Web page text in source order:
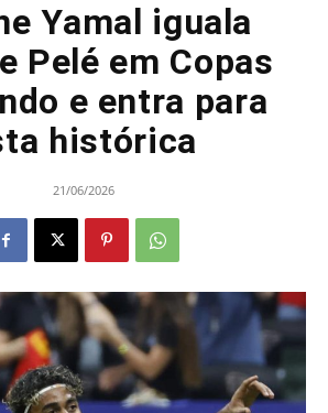
Yamal iguala
Pelé em Copas
e entra para
histórica
21/06/2026